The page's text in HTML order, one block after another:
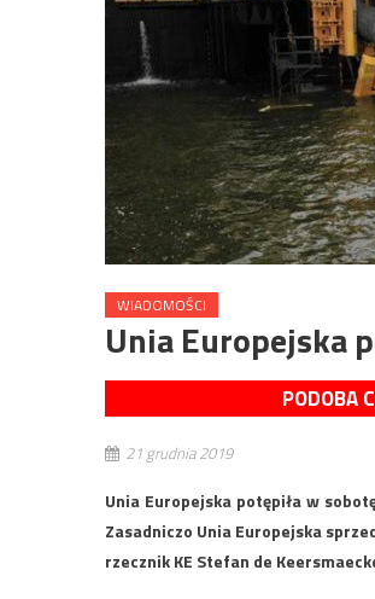
WIADOMOŚCI
Unia Europejska
PODOBA
21 grudnia 2019
Unia Europejska potępiła w
Zasadniczo Unia Europejska
rzecznik KE Stefan de